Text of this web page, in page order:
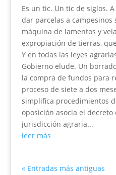
Es un tic. Un tic de siglos.
dar parcelas a campesinos
máquina de lamentos y
expropiación de tierras,
Y en todas las leyes
Gobierno elude. Un
la compra de fundos para
proceso de siete a dos
simplifica procedimientos
oposición asocia el
jurisdicción agraria...
leer más
« Entradas más antiguas